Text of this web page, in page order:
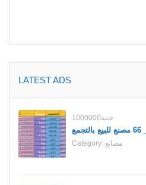
LATEST ADS
1000000جنية
Category: مصانع